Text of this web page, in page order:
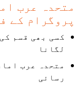
متحدہ عرب
پروگرام کے
کسی بھی قسم
لگانا
متحدہ عرب
رسائی